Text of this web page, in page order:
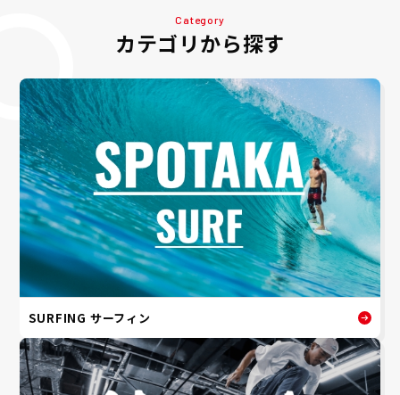
Category
カテゴリから探す
SURFING サーフィン